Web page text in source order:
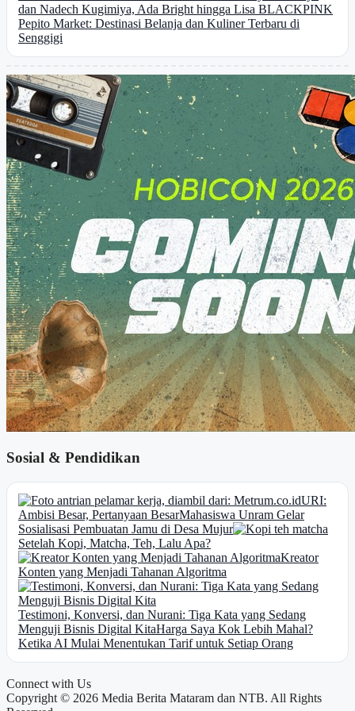
dan Nadech Kugimiya, Ada Bright hingga Lisa BLACKPINK
Pepito Market: Destinasi Belanja dan Kuliner Terbaru di
Senggigi
Sosial & Pendidikan
URI:
Ambisi Besar, Pertanyaan BesarMahasiswa Unram Gelar
Sosialisasi Pembuatan Jamu di Desa Mujur
Setelah Kopi, Matcha, Teh, Lalu Apa?
Kreator
Konten yang Menjadi Tahanan Algoritma
Testimoni, Konversi, dan Nurani: Tiga Kata yang Sedang
Menguji Bisnis Digital KitaHarga Saya Kok Lebih Mahal?
Ketika AI Mulai Menentukan Tarif untuk Setiap Orang
Connect with Us
Copyright © 2026 Media Berita Mataram dan NTB. All Rights